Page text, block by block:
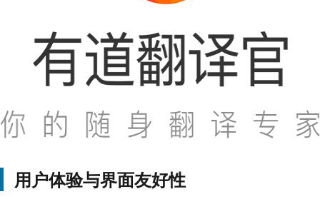
用户体验与界面友好性